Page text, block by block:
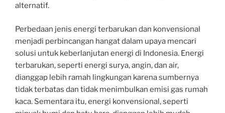
alternatif.
Perbedaan jenis energi terbarukan dan konvensional
menjadi perbincangan hangat dalam upaya mencari
solusi untuk keberlanjutan energi di Indonesia. Energi
terbarukan, seperti energi surya, angin, dan air,
dianggap lebih ramah lingkungan karena sumbernya
tidak terbatas dan tidak menimbulkan emisi gas rumah
kaca. Sementara itu, energi konvensional, seperti